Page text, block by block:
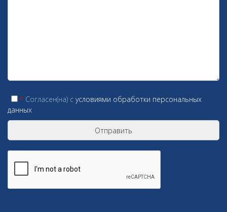
* Согласен(на) c условиями обработки персональных
данных